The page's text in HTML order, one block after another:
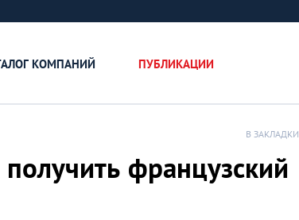
КОМПАНИЙ ПУБЛИКАЦИИ
В ЗАКЛАДКИ
французский